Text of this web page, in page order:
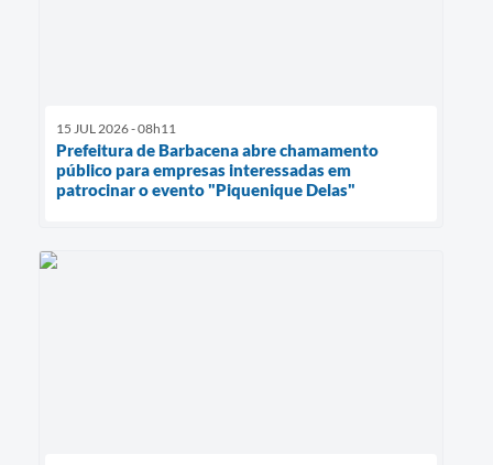
15 JUL 2026 - 08h11
Prefeitura de Barbacena abre chamamento
público para empresas interessadas em
patrocinar o evento "Piquenique Delas"